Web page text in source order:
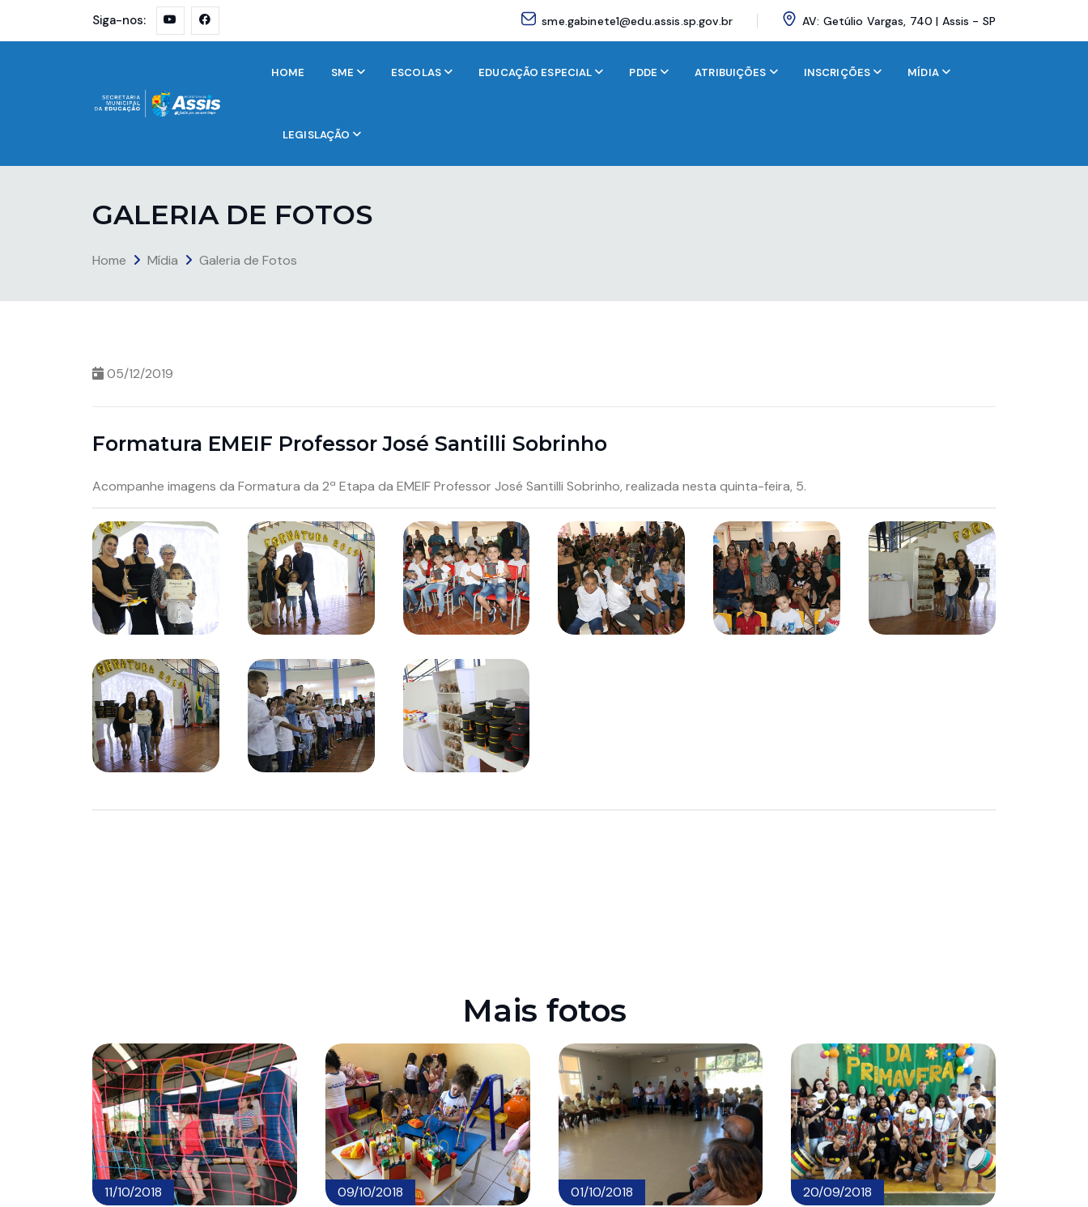
Siga-nos: sme.gabinete1@edu.assis.sp.gov.br AV: Getúlio Vargas, 740 | Assis - SP
HOME SME ESCOLAS EDUCAÇÃO ESPECIAL PDDE ATRIBUIÇÕES INSCRIÇÕES MÍDIA
LEGISLAÇÃO
GALERIA DE FOTOS
Home Mídia Galeria de Fotos
05/12/2019
Formatura EMEIF Professor José Santilli Sobrinho
Acompanhe imagens da Formatura da 2ª Etapa da EMEIF Professor José Santilli Sobrinho, realizada nesta quinta-feira, 5.
Mais fotos
11/10/2018 09/10/2018 01/10/2018 20/09/2018